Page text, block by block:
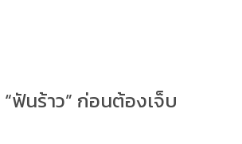
ฟันร้าว” ก่อนต้องเจ็บ